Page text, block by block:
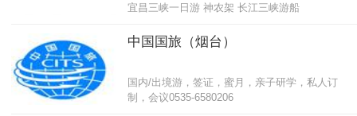
宜昌三峡一日游 神农架 长江三峡游船
中国国旅（烟台）
国内/出境游，签证，蜜月，亲子研学，私人订
制，会议0535-6580206